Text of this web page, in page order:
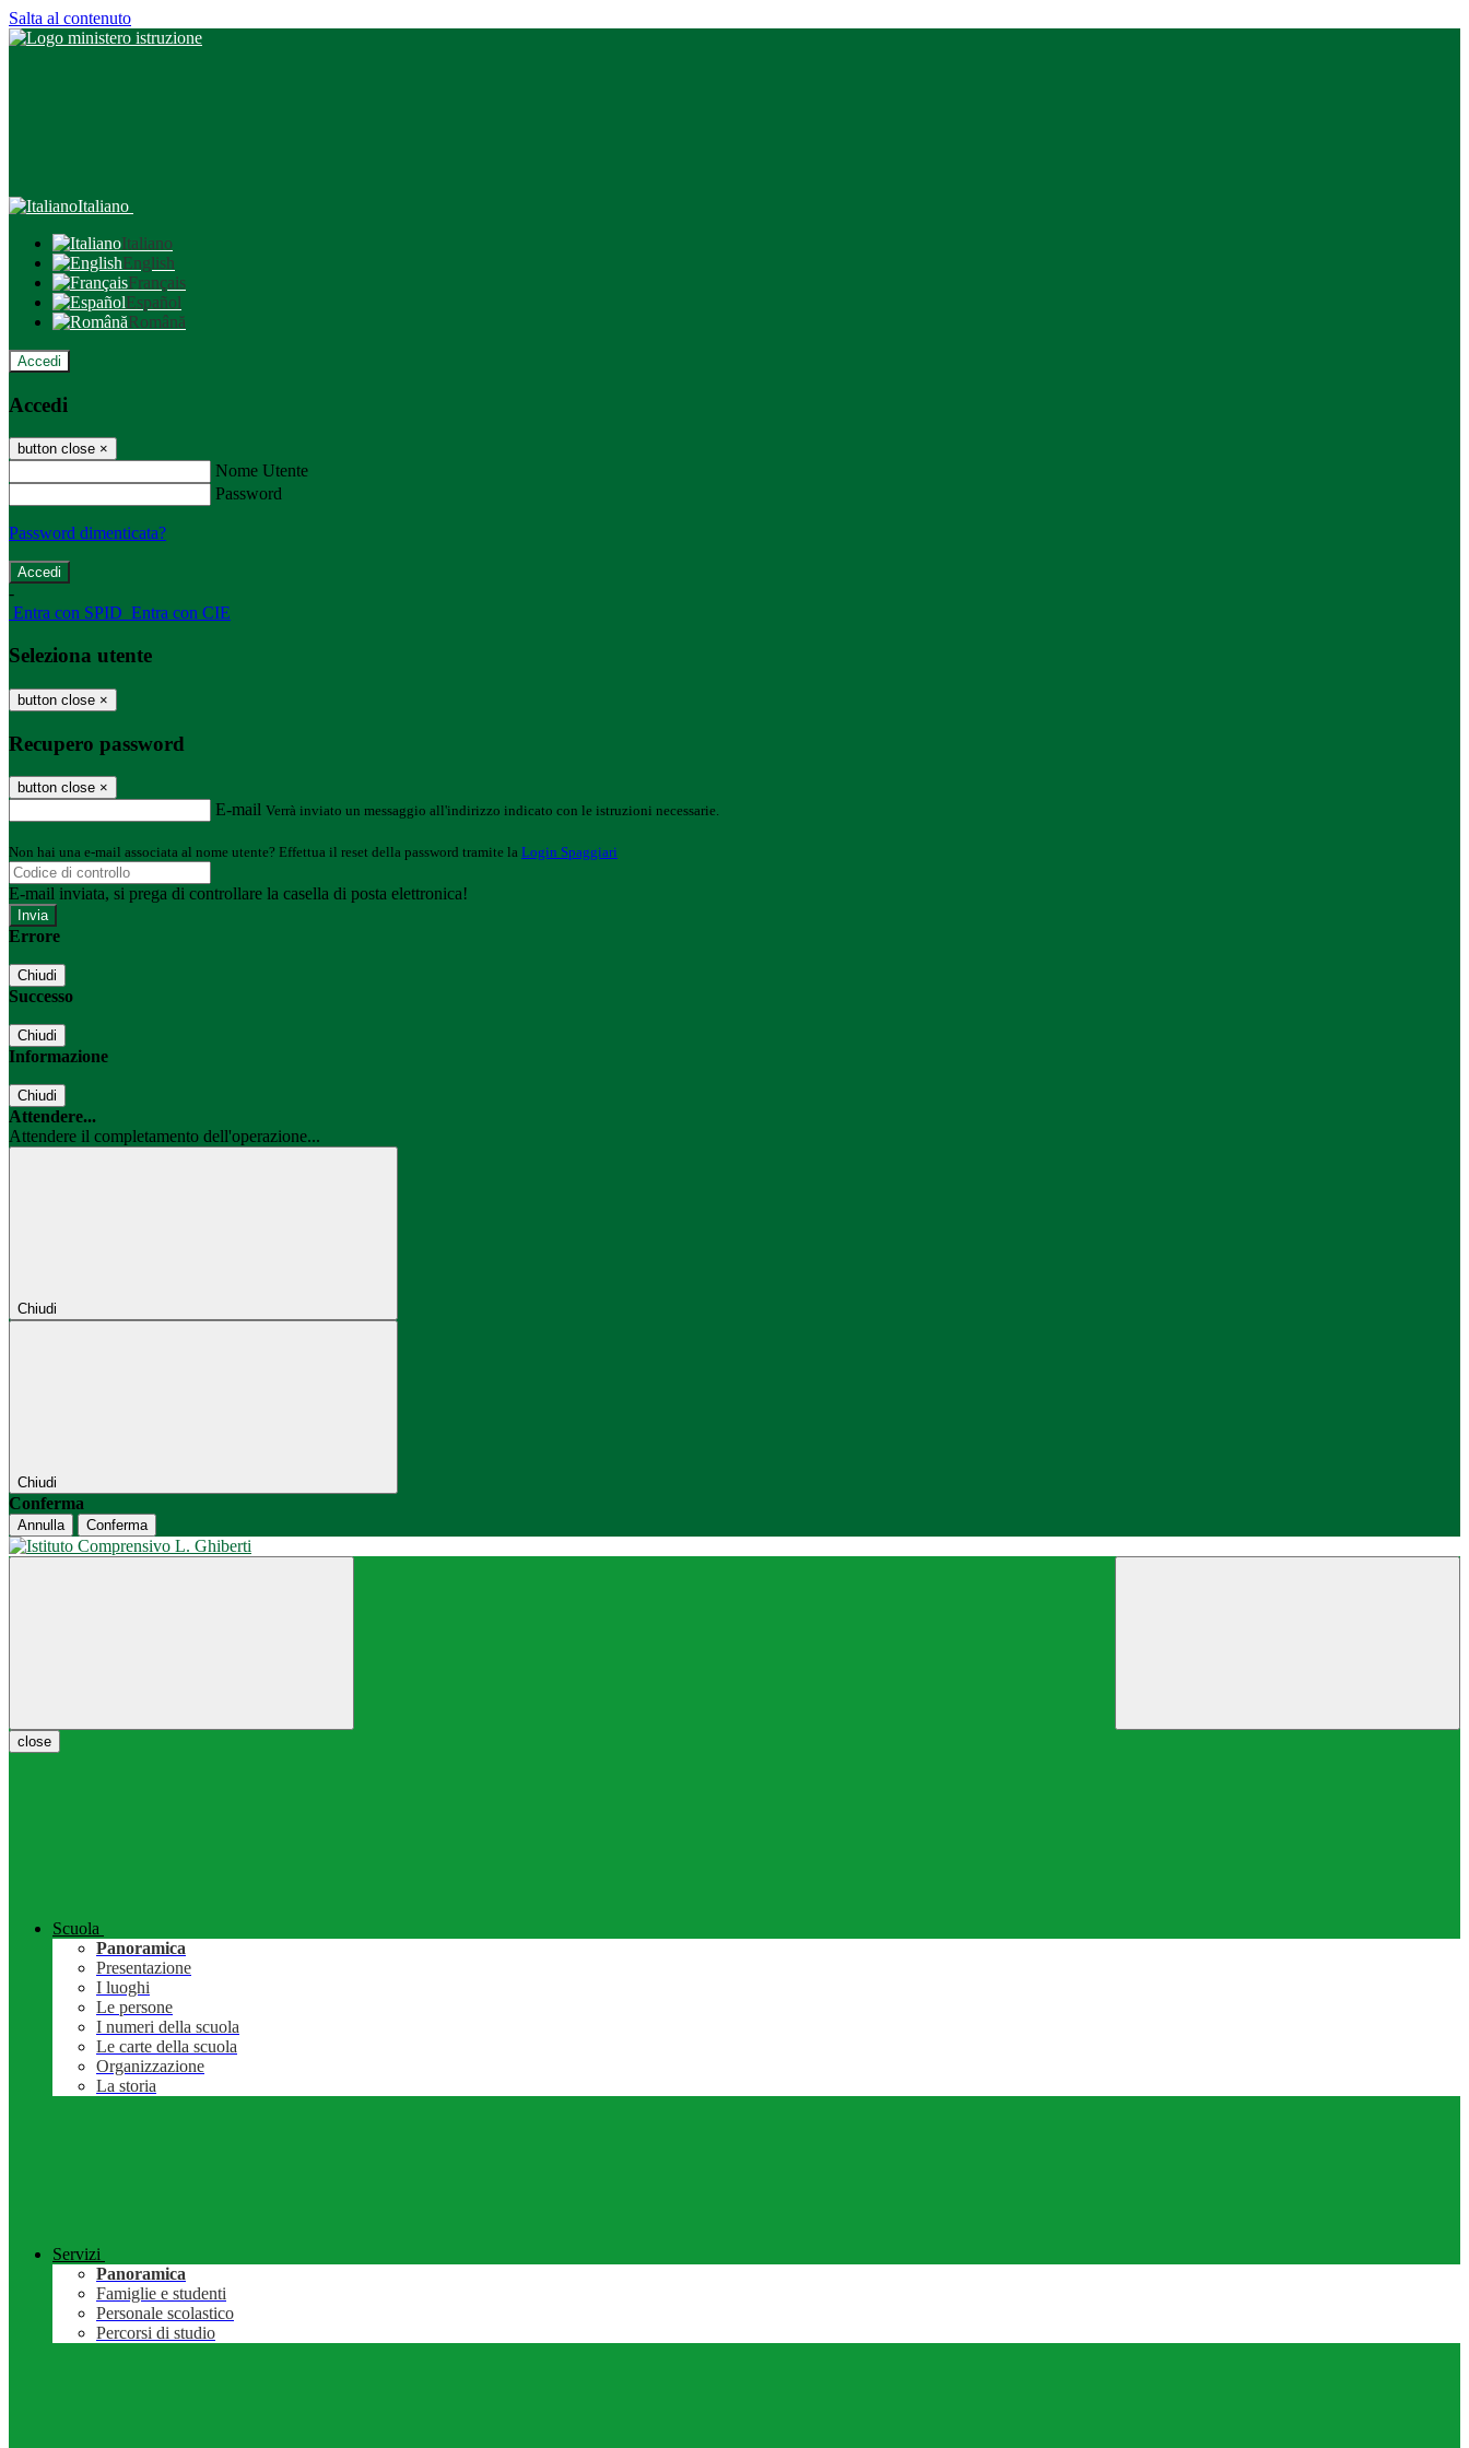
Salta al contenuto
Italiano
Italiano
English
Français
Español
Română
Accedi
Accedi
button close ×
Nome Utente
Password
Password dimenticata?
-
Entra con SPID Entra con CIE
Seleziona utente
button close ×
Recupero password
button close ×
E-mail Verrà inviato un messaggio all'indirizzo indicato con le istruzioni necessarie.
Non hai una e-mail associata al nome utente? Effettua il reset della password tramite la Login Spaggiari
E-mail inviata, si prega di controllare la casella di posta elettronica!
Errore
Chiudi
Successo
Chiudi
Informazione
Chiudi
Attendere...
Attendere il completamento dell'operazione...
Chiudi
Chiudi
Conferma
Annulla Conferma
close
Scuola
Panoramica
Presentazione
I luoghi
Le persone
I numeri della scuola
Le carte della scuola
Organizzazione
La storia
Servizi
Panoramica
Famiglie e studenti
Personale scolastico
Percorsi di studio